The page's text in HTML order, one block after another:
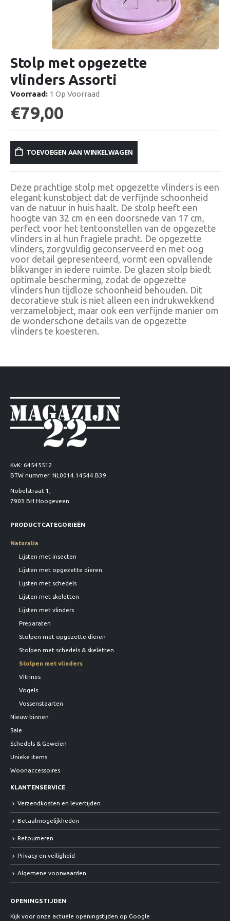
Stolp met opgezette
vlinders Assorti
Voorraad: 1 Op Voorraad
€79,00
TOEVOEGEN AAN WINKELWAGEN
Deze prachtige stolp met opgezette vlinders is een
elegant kunstobject dat de verfijnde schoonheid
van de natuur in huis haalt. De stolp heeft een
hoogte van 32 cm en een doorsnede van 17 cm,
perfect voor het tentoonstellen van de opgezette
vlinders in al hun fragiele pracht. De opgezette
vlinders, zorgvuldig geconserveerd en met oog
voor detail gepresenteerd, vormt een opvallende
blikvanger in iedere ruimte. De glazen stolp biedt
optimale bescherming, zodat de opgezette
vlinders hun tijdloze schoonheid behouden. Dit
decoratieve stuk is niet alleen een indrukwekkend
verzamelobject, maar ook een verfijnde manier om
de wonderschone details van de opgezette
vlinders te koesteren.
KvK: 64545512
BTW nummer: NL0014.14544.B39
Nobelstraat 1,
7903 BH Hoogeveen
PRODUCTCATEGORIEËN
Naturalia
Lijsten met insecten
Lijsten met opgezette dieren
Lijsten met schedels
Lijsten met skeletten
Lijsten met vlinders
Preparaten
Stolpen met opgezette dieren
Stolpen met schedels & skeletten
Stolpen met vlinders
Vitrines
Vogels
Vossenstaarten
Nieuw binnen
Sale
Schedels & Geweien
Unieke items
Woonaccessoires
KLANTENSERVICE
Verzendkosten en levertijden
Betaalmogelijkheden
Retourneren
Privacy en veiligheid
Algemene voorwaarden
OPENINGSTIJDEN
Kijk voor onze actuele openingstijden op Google